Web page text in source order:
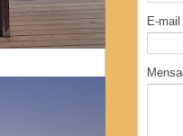
E-mail